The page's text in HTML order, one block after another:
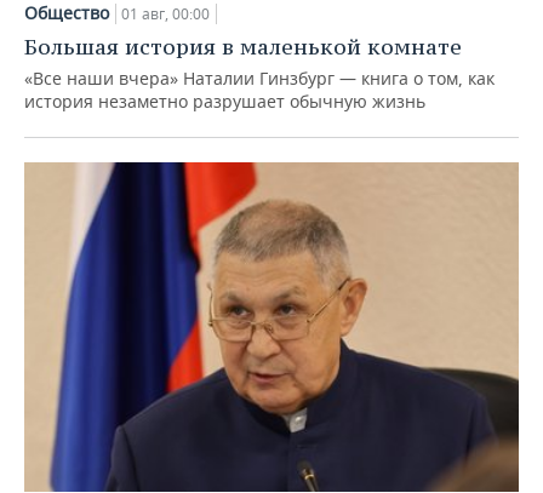
Общество 01 авг, 00:00
Большая история в маленькой комнате
«Все наши вчера» Наталии Гинзбург — книга о том, как
история незаметно разрушает обычную жизнь